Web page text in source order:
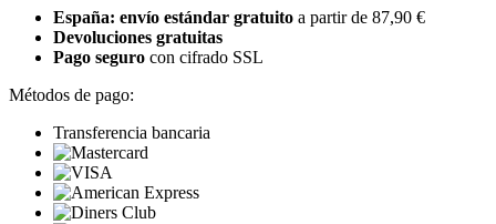
España: envío estándar gratuito a partir de 87,90 €
Devoluciones gratuitas
Pago seguro con cifrado SSL
Métodos de pago:
Transferencia bancaria